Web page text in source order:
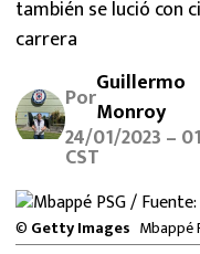
ATLANTE
FUTBOL INTERNACIONAL
MEXICANOS EN EL
FUTBOL ESTUFA
también se lució con
carrera
PorGuillermo
Monroy
24/01/2023 –
CST
© Getty Images Mbappé